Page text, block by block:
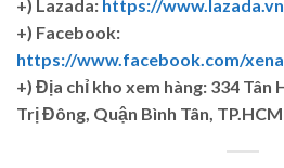
+) Lazada: https://
+) Facebook:
https://www.facebook.com/
+) Địa chỉ kho xem hàng: 334 Tân
Trị Đông, Quận Bình Tân, TP.HCM